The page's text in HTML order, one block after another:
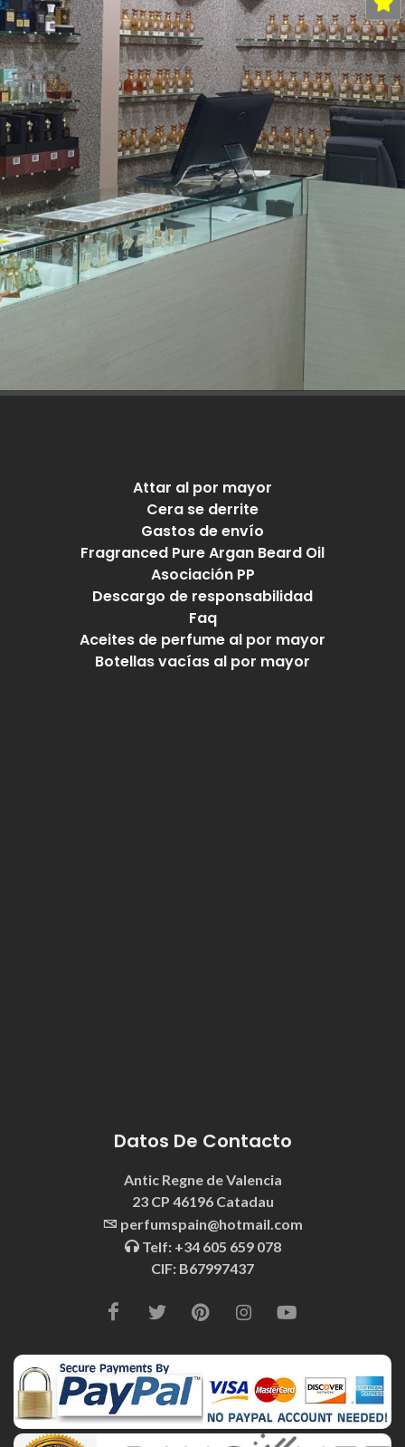
Attar al por mayor
Cera se derrite
Gastos de envío
Fragranced Pure Argan Beard Oil
Asociación PP
Descargo de responsabilidad
Faq
Aceites de perfume al por mayor
Botellas vacías al por mayor
Datos De Contacto
Antic Regne de Valencia
23 CP 46196 Catadau
perfumspain@hotmail.com
Telf: +34 605 659 078
CIF: B67997437